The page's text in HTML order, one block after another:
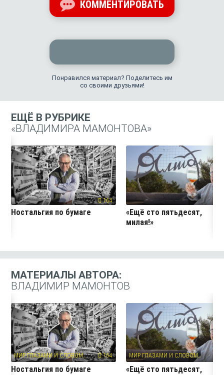
КОММЕНТИРОВАТЬ
Понравился материал? Поделитесь им
со своими друзьями!
ЕЩЁ В РУБРИКЕ
«ВЛАДИМИРА МАМОНТОВА»
164
Ностальгия по бумаге
«Ещё сто пятьдесят,
милая!»
МАТЕРИАЛЫ АВТОРА:
ВЛАДИМИР МАМОНТОВ
МИР ГЛАЗАМИ И СЛОВОМ… 164
Ностальгия по бумаге
МИР ГЛАЗАМИ И СЛОВОМ…
«Ещё сто пятьдесят,